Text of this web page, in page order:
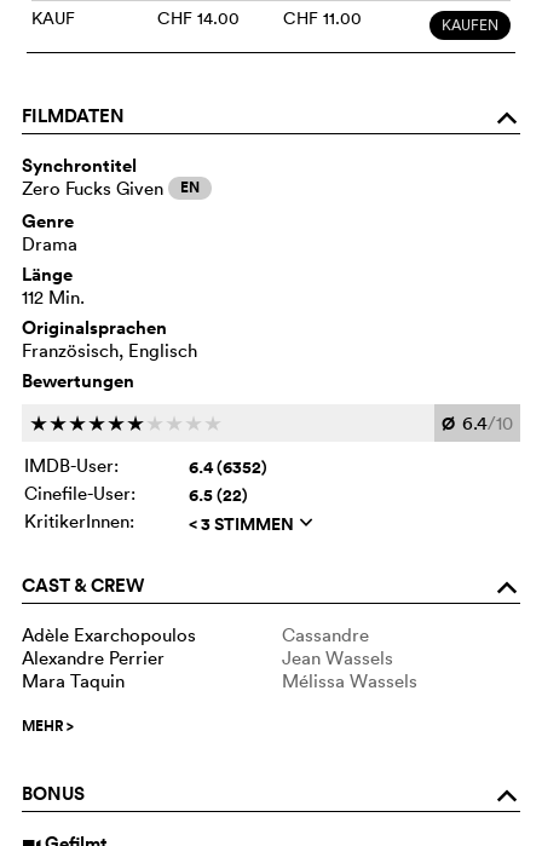
KAUF CHF 14.00 CHF 11.00 KAUFEN
FILMDATEN o
Synchrontitel
Zero Fucks Given EN
Genre
Drama
Länge
112 Min.
Originalsprachen
Französisch, Englisch
Bewertungen
cccccc c c c c Ø 6.4/10
IMDB-User:
6.4 (6352)
Cinefile-User: 6.5 (22)
KritikerInnen: < 3 STIMMEN q
CAST & CREW o
Adèle Exarchopoulos
Cassandre
Alexandre Perrier
Jean Wassels
Mara Taquin
Mélissa Wassels
MEHR>
BONUS o